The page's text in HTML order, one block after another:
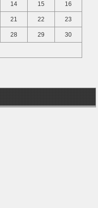
14 15 16
21 22 23
28 29 30